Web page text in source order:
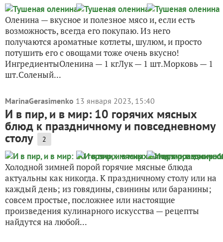
Оленина — вкусное и полезное мясо и, если есть
возможность, всегда его покупаю. Из него
получаются ароматные котлеты, шулюм, и просто
потушить его с овощами тоже очень вкусно!
ИнгредиентыОленина — 1 кгЛук — 1 шт.Морковь — 1
шт.Соленый...
MarinaGerasimenko 13 января 2023, 15:40
И в пир, и в мир: 10 горячих мясных
блюд к праздничному и повседневному
столу 2
Холодной зимней порой горячие мясные блюда
актуальны как никогда. К праздничному столу или на
каждый день; из говядины, свинины или баранины;
совсем простые, посложнее или настоящие
произведения кулинарного искусства — рецепты
найдутся на любой...